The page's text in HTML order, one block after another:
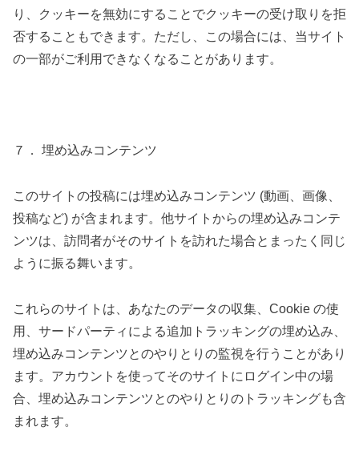
り、クッキーを無効にすることでクッキーの受け取りを拒
否することもできます。ただし、この場合には、当サイト
の一部がご利用できなくなることがあります。
７． 埋め込みコンテンツ
このサイトの投稿には埋め込みコンテンツ (動画、画像、
投稿など) が含まれます。他サイトからの埋め込みコンテ
ンツは、訪問者がそのサイトを訪れた場合とまったく同じ
ように振る舞います。
これらのサイトは、あなたのデータの収集、Cookie の使
用、サードパーティによる追加トラッキングの埋め込み、
埋め込みコンテンツとのやりとりの監視を行うことがあり
ます。アカウントを使ってそのサイトにログイン中の場
合、埋め込みコンテンツとのやりとりのトラッキングも含
まれます。